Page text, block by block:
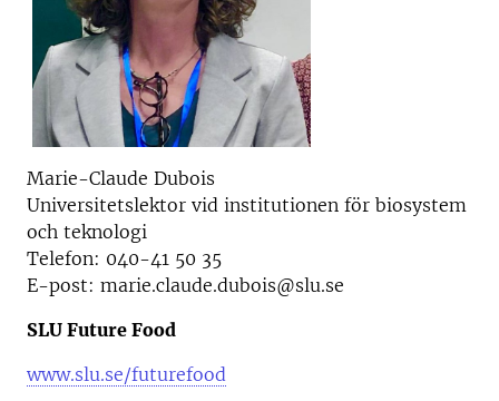
Marie-Claude Dubois
Universitetslektor vid institutionen för biosystem
och teknologi
Telefon: 040-41 50 35
E-post: marie.claude.dubois@slu.se
SLU Future Food
www.slu.se/futurefood